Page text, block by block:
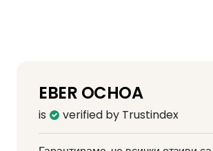
EBER OCHOA
is verified by Trustindex